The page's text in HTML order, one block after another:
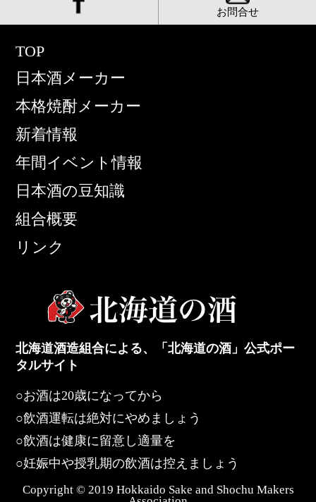
お問合せ
TOP
日本酒メーカー
本格焼酎メーカー
新着情報
年間イベント情報
日本酒の豆知識
組合概要
リンク
北海道酒造組合による、「北海道の酒」公式ポー
タルサイト
○お酒は20歳になってから
○飲酒運転は絶対にやめましょう
○飲酒は健康に留意し適量を
○妊娠中や授乳期の飲酒は控えましょう
Copyright © 2019 Hokkaido Sake and Shochu Makers